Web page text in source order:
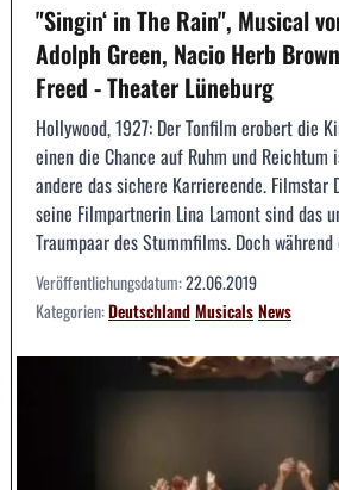
"Singin‘ in The Rain", Musical
Adolph Green, Nacio Herb
Freed - Theater Lüneburg
Hollywood, 1927: Der Tonfilm erobert die
einen die Chance auf Ruhm und
andere das sichere Karriereende. Filmstar
seine Filmpartnerin Lina Lamont sind das
Traumpaar des Stummfilms. Doch
Veröffentlichungsdatum:22.06.2019
Kategorien:DeutschlandMusicalsNews